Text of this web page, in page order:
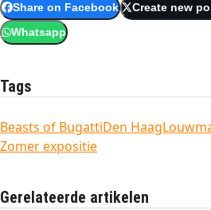
Share on Facebook Create new
Whatsapp
Tags
Beasts of BugattiDen Haag
Zomer expositie
Gerelateerde artikelen